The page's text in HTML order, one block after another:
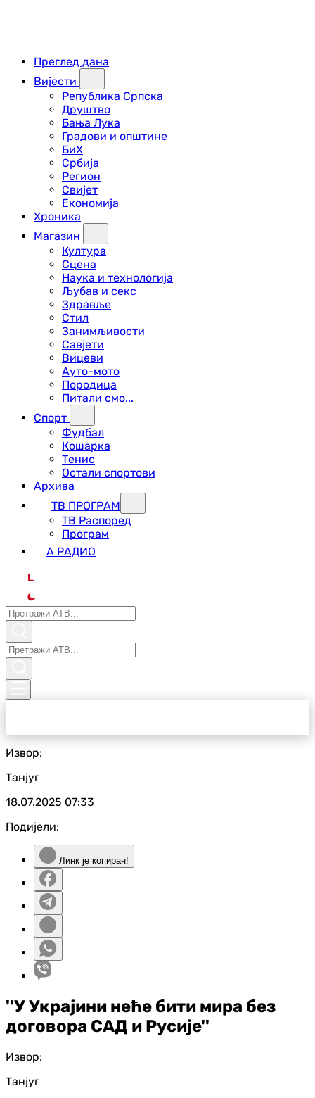
Преглед дана
Вијести
Република Српска
Друштво
Бања Лука
Градови и општине
БиХ
Србија
Регион
Свијет
Економија
Хроника
Магазин
Култура
Сцена
Наука и технологија
Љубав и секс
Здравље
Стил
Занимљивости
Савјети
Вицеви
Ауто-мото
Породица
Питали смо...
Спорт
Фудбал
Кошарка
Тенис
Остали спортови
Архива
ТВ ПРОГРАМ
ТВ Распоред
Програм
А РАДИО
L
Извор:
Танјуг
18.07.2025 07:33
Подијели:
Линк је копиран!
''У Украјини неће бити мира без
договора САД и Русије''
Извор:
Танјуг